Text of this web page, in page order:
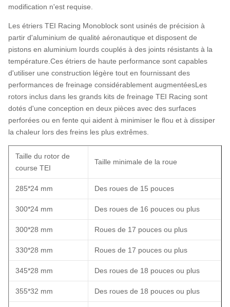
modification n'est requise.
Les étriers TEI Racing Monoblock sont usinés de précision à
partir d'aluminium de qualité aéronautique et disposent de
pistons en aluminium lourds couplés à des joints résistants à la
température.Ces étriers de haute performance sont capables
d'utiliser une construction légère tout en fournissant des
performances de freinage considérablement augmentéesLes
rotors inclus dans les grands kits de freinage TEI Racing sont
dotés d'une conception en deux pièces avec des surfaces
perforées ou en fente qui aident à minimiser le flou et à dissiper
la chaleur lors des freins les plus extrêmes.
Taille du rotor de
course TEI
Taille minimale de la roue
285*24 mm Des roues de 15 pouces
300*24 mm Des roues de 16 pouces ou plus
300*28 mm Roues de 17 pouces ou plus
330*28 mm Roues de 17 pouces ou plus
345*28 mm Des roues de 18 pouces ou plus
355*32 mm Des roues de 18 pouces ou plus